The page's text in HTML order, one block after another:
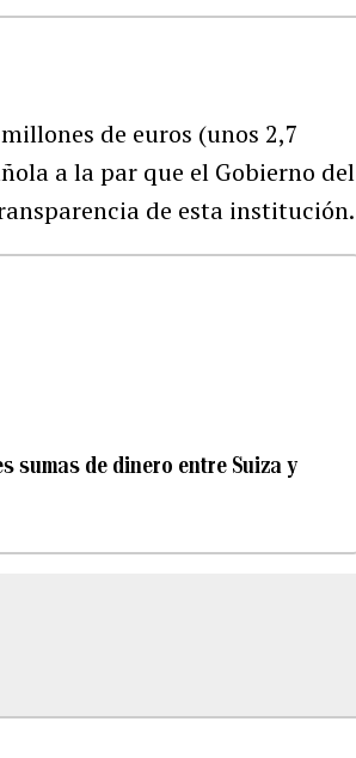
de euros (unos 2,7
a la par que el Gobierno del
de esta institución.
sumas de dinero entre Suiza y